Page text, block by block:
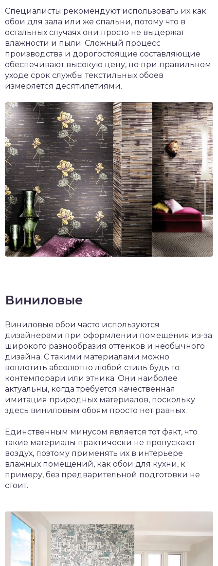
Специалисты рекомендуют использовать их как
обои для зала или же спальни, потому что в
остальных случаях они просто не выдержат
влажности и пыли. Сложный процесс
производства и дорогостоящие составляющие
обеспечивают высокую цену, но при правильном
уходе срок службы текстильных обоев
измеряется десятилетиями.
Виниловые
Виниловые обои часто используются
дизайнерами при оформлении помещения из-за
широкого разнообразия оттенков и необычного
дизайна. С такими материалами можно
воплотить абсолютно любой стиль будь то
контемпорари или этника. Они наиболее
актуальны, когда требуется качественная
имитация природных материалов, поскольку
здесь виниловым обоям просто нет равных.
Единственным минусом является тот факт, что
такие материалы практически не пропускают
воздух, поэтому применять их в интерьере
влажных помещений, как обои для кухни, к
примеру, без предварительной подготовки не
стоит.